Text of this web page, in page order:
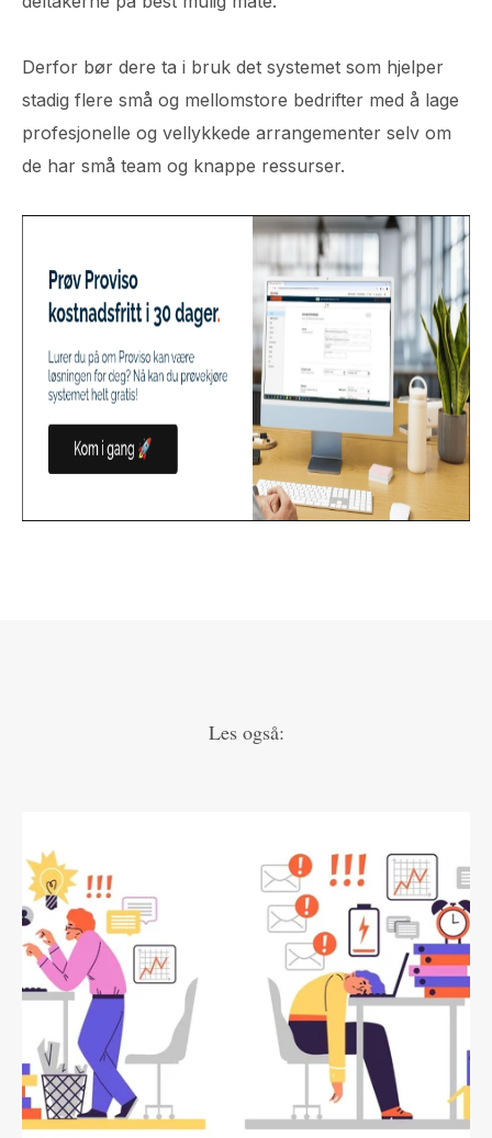
Derfor bør dere ta i bruk det systemet som hjelper
stadig flere små og mellomstore bedrifter med å lage
profesjonelle og vellykkede arrangementer selv om
de har små team og knappe ressurser.
Les også: